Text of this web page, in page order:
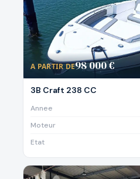
A PARTIR DE98 000 €
3B Craft 238 CC
Annee
Moteur
Etat